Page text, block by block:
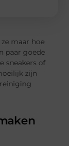
maar hoe
paar goede
sneakers of
zijn